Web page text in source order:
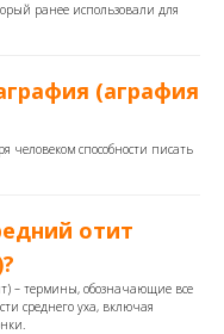
ранее использовали для
(аграфия
человеком способности писать
отит
– термины, обозначающие все
среднего уха, включая